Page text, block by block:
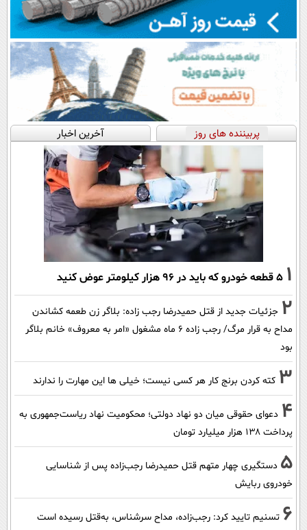
پربیننده های روز آخرین اخبار
1 ۵ قطعه خودرو که باید در ۹۶ هزار کیلومتر عوض کنید
2 جزئیات جدید از قتل حمیدرضا رجب زاده: بلاگر زن طعمه کشاندن
مداح به قرار مرگ/ رجب زاده 6 ماه مشغول «امر به معروف» خانم بلاگر
بود
3 کته کردن برنج کار هر کسی نیست؛ خیلی ها این مهارت را ندارند
4 دعوای حقوقی میان دو نهاد دولتی؛ محکومیت نهاد ریاست‌جمهوری به
پرداخت ۱۳۸ هزار میلیارد تومان
5 دستگیری چهار متهم قتل حمیدرضا رجب‌زاده پس از شناسایی
خودروی ربایش
6 تسنیم تایید کرد: رجب‌زاده، مداح سرشناس، به‌قتل رسیده است